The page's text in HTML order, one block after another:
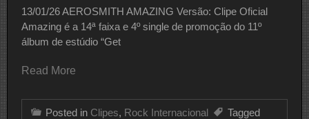
13/01/26 AEROSMITH AMAZING Versão: Clipe Oficial
Amazing é a 14ª faixa e 4º single de promoção do 11º
álbum de estúdio “Get
Read More
Posted in Clipes, Rock Internacional
Tagged